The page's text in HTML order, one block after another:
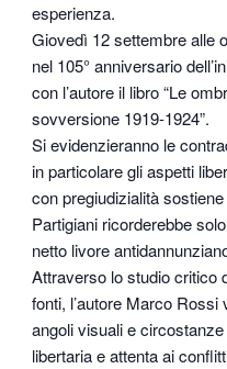
esperienza.
Giovedì 12 settembre alle
nel 105° anniversario
con l’autore il libro “Le
sovversione 1919-1924”.
Si evidenzieranno le
in particolare gli aspetti
con pregiudizialità
Partigiani ricorderebbe
netto livore
Attraverso lo studio critico
fonti, l’autore Marco
angoli visuali e
libertaria e attenta ai